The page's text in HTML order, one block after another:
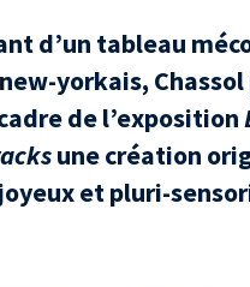
d’un tableau
yorkais, Chassol
de l’exposition
une création
et pluri-